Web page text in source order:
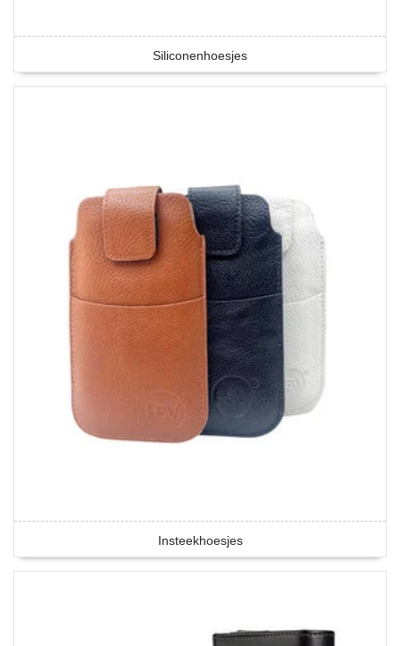
Siliconenhoesjes
Insteekhoesjes